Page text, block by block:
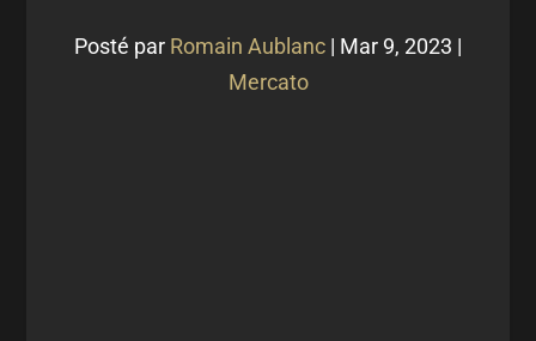
Posté par Romain Aublanc | Mar 9, 2023 |
Mercato